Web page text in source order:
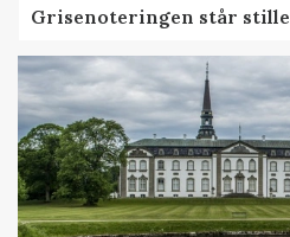
Grisenoteringen står stille